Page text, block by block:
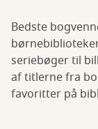
Bedste
seriebøger til
af titlerne fra
favoritter på